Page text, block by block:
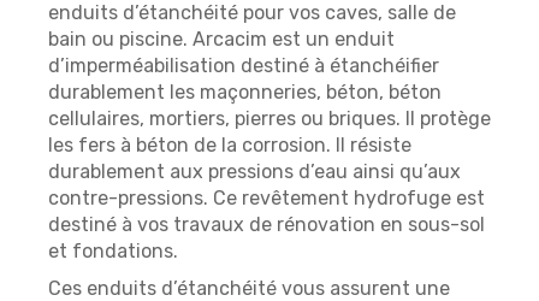
enduits d’étanchéité pour vos caves, salle de
bain ou piscine. Arcacim est un enduit
d’imperméabilisation destiné à étanchéifier
durablement les maçonneries, béton, béton
cellulaires, mortiers, pierres ou briques. Il protège
les fers à béton de la corrosion. Il résiste
durablement aux pressions d’eau ainsi qu’aux
contre-pressions. Ce revêtement hydrofuge est
destiné à vos travaux de rénovation en sous-sol
et fondations.
Ces enduits d’étanchéité vous assurent une